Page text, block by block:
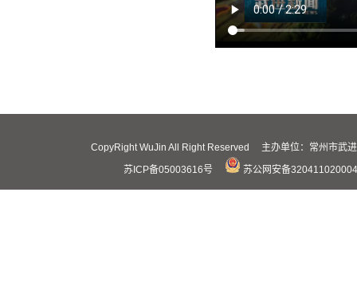
CopyRight WuJin All Right Reserved 主办单位：常州市
苏ICP备05003616号
苏公网安备